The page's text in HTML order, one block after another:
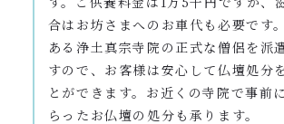
合はお坊さまへのお車代も必要です
ある浄土真宗寺院の正式な僧侶を派
すので、お客様は安心して仏壇処分
とができます。お近くの寺院で事前
らったお仏壇の処分も承ります。